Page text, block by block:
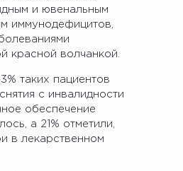
и ювенальным
иммунодефицитов,
красной волчанкой.
таких пациентов
с инвалидности
обеспечение
а 21% отметили,
в лекарственном